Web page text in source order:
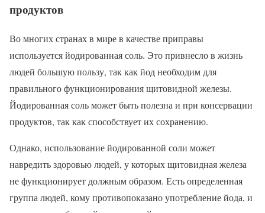
продуктов
Во многих странах в мире в качестве приправы
используется йодированная соль. Это привнесло в жизнь
людей большую пользу, так как йод необходим для
правильного функционирования щитовидной железы.
Йодированная соль может быть полезна и при консервации
продуктов, так как способствует их сохранению.
Однако, использование йодированной соли может
навредить здоровью людей, у которых щитовидная железа
не функционирует должным образом. Есть определенная
группа людей, кому противопоказано употребление йода, и